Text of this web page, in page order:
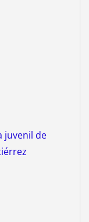
juvenil de